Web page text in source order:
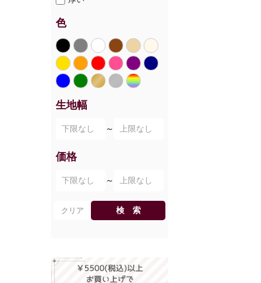
色
生地幅
～
価格
～
クリア 検 索